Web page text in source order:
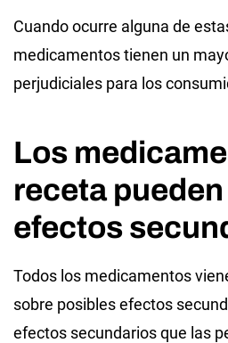
Cuando ocurre alguna de
medicamentos tienen un
perjudiciales para los
Los
receta
efectos
Todos los medicamentos
sobre posibles efectos
efectos secundarios que las